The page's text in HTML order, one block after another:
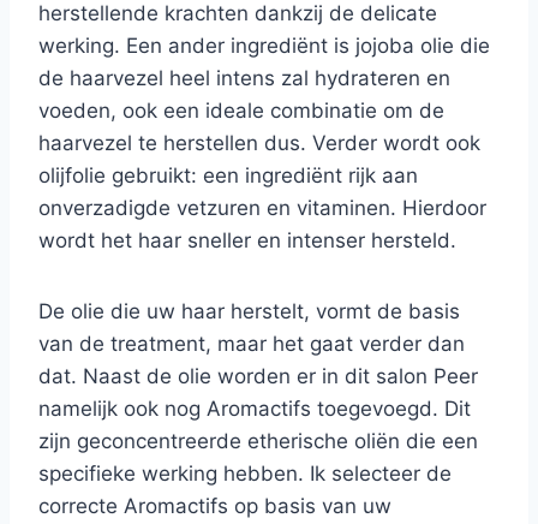
herstellende krachten dankzij de delicate
werking. Een ander ingrediënt is jojoba olie die
de haarvezel heel intens zal hydrateren en
voeden, ook een ideale combinatie om de
haarvezel te herstellen dus. Verder wordt ook
olijfolie gebruikt: een ingrediënt rijk aan
onverzadigde vetzuren en vitaminen. Hierdoor
wordt het haar sneller en intenser hersteld.
De olie die uw haar herstelt, vormt de basis
van de treatment, maar het gaat verder dan
dat. Naast de olie worden er in dit salon Peer
namelijk ook nog Aromactifs toegevoegd. Dit
zijn geconcentreerde etherische oliën die een
specifieke werking hebben. Ik selecteer de
correcte Aromactifs op basis van uw